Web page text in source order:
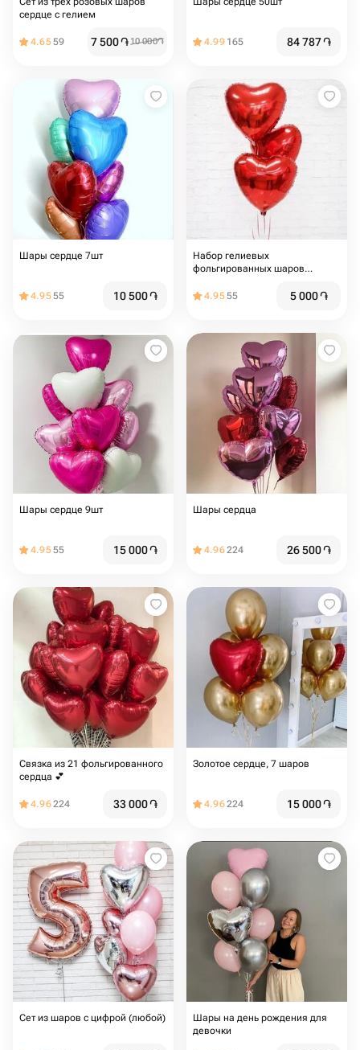
сердце с гелием
4.6559 7 500֏10 000֏ 4.99 165 84 787֏
Шары сердце 7шт
4.9555 10 500֏
Набор гелиевых
фольгированных шаров
4.9555 5 000֏
Шары сердце 9шт
4.9555 15 000֏
Шары сердца
4.96224 26 500֏
Связка из 21 фольгированного
сердца 💕
4.96224 33 000֏
Золотое сердце, 7 шаров
4.96224 15 000֏
Сет из шаров с цифрой (любой)
Шары на день рождения для
девочки